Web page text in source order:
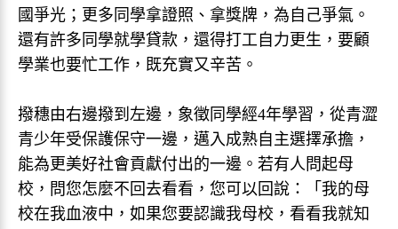
國爭光；更多同學拿證照、拿獎牌，為自己爭氣。
還有許多同學就學貸款，還得打工自力更生，要顧
學業也要忙工作，既充實又辛苦。
撥穗由右邊撥到左邊，象徵同學經4年學習，從青澀
青少年受保護保守一邊，邁入成熟自主選擇承擔，
能為更美好社會貢獻付出的一邊。若有人問起母
校，問您怎麼不回去看看，您可以回說：「我的母
校在我血液中，如果您要認識我母校，看看我就知